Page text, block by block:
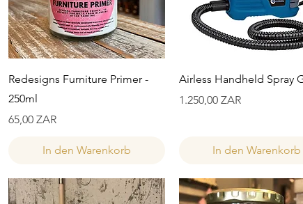
Schnellansicht
Redesigns Furniture Primer -
250ml
Preis
65,00 ZAR
In den Warenkorb
Schnellansicht
Airless Handheld Spray
Preis
1.250,00 ZAR
In den Warenkorb